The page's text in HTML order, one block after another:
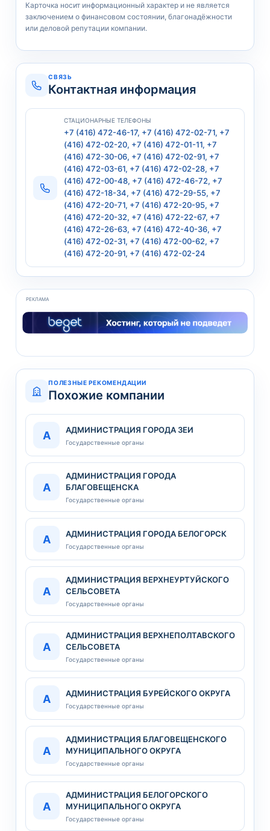
Карточка носит информационный характер и не является
заключением о финансовом состоянии, благонадёжности
или деловой репутации компании.
СВЯЗЬ
Контактная информация
СТАЦИОНАРНЫЕ ТЕЛЕФОНЫ
+7 (416) 472-46-17, +7 (416) 472-02-71, +7
(416) 472-02-20, +7 (416) 472-01-11, +7
(416) 472-30-06, +7 (416) 472-02-91, +7
(416) 472-03-61, +7 (416) 472-02-28, +7
(416) 472-00-48, +7 (416) 472-46-72, +7
(416) 472-18-34, +7 (416) 472-29-55, +7
(416) 472-20-71, +7 (416) 472-20-95, +7
(416) 472-20-32, +7 (416) 472-22-67, +7
(416) 472-26-63, +7 (416) 472-40-36, +7
(416) 472-02-31, +7 (416) 472-00-62, +7
(416) 472-20-91, +7 (416) 472-02-24
РЕКЛАМА
ПОЛЕЗНЫЕ РЕКОМЕНДАЦИИ
Похожие компании
А АДМИНИСТРАЦИЯ ГОРОДА ЗЕИ
Государственные органы
А
АДМИНИСТРАЦИЯ ГОРОДА
БЛАГОВЕЩЕНСКА
Государственные органы
А АДМИНИСТРАЦИЯ ГОРОДА БЕЛОГОРСК
Государственные органы
А
АДМИНИСТРАЦИЯ ВЕРХНЕУРТУЙСКОГО
СЕЛЬСОВЕТА
Государственные органы
А
АДМИНИСТРАЦИЯ ВЕРХНЕПОЛТАВСКОГО
СЕЛЬСОВЕТА
Государственные органы
А АДМИНИСТРАЦИЯ БУРЕЙСКОГО ОКРУГА
Государственные органы
А
АДМИНИСТРАЦИЯ БЛАГОВЕЩЕНСКОГО
МУНИЦИПАЛЬНОГО ОКРУГА
Государственные органы
А
АДМИНИСТРАЦИЯ БЕЛОГОРСКОГО
МУНИЦИПАЛЬНОГО ОКРУГА
Государственные органы